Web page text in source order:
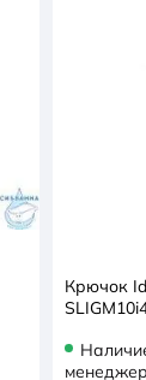
Крючок